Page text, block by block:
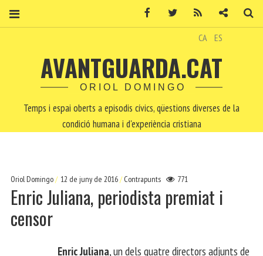
CA ES
AVANTGUARDA.CAT
ORIOL DOMINGO
Temps i espai oberts a episodis cívics, qüestions diverses de la
condició humana i d'experiència cristiana
Oriol Domingo 12 de juny de 2016 Contrapunts 771
Enric Juliana, periodista premiat i
censor
Enric Juliana, un dels quatre directors adjunts de
Facebook Twitter Contacte